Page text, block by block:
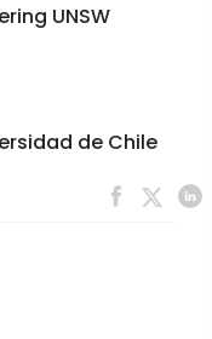
UNSW
de Chile